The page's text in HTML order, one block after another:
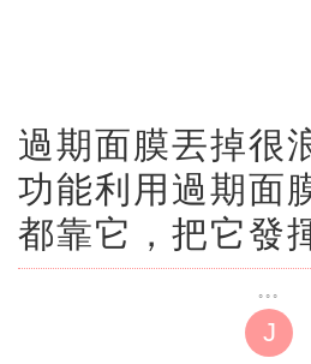
過期面膜丟掉很
功能利用過期面
都靠它，把它發
J